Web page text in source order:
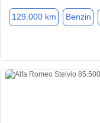
129.000 km Benzin